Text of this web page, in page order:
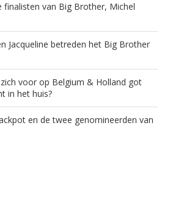
finalisten van Big Brother, Michel
Jacqueline betreden het Big Brother
voor op Belgium & Holland got
in het huis?
en de twee genomineerden van